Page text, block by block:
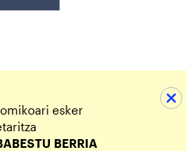
esker
BERRIA